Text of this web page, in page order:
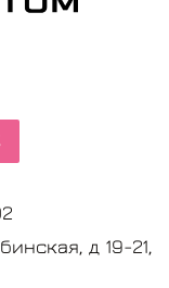
д 19-21,